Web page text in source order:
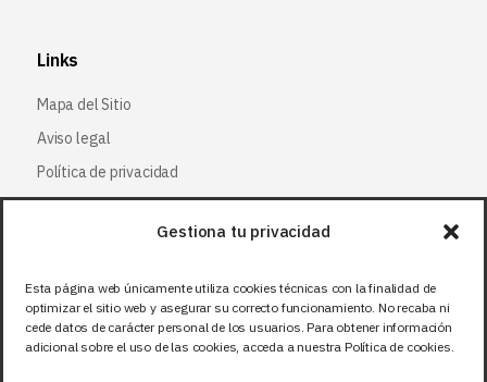
Gestiona tu privacidad
Esta página web únicamente utiliza cookies técnicas con la finalidad de
optimizar el sitio web y asegurar su correcto funcionamiento. No recaba ni
cede datos de carácter personal de los usuarios. Para obtener información
adicional sobre el uso de las cookies, acceda a nuestra Política de cookies.
Links
Mapa del Sitio
Aviso legal
Política de privacidad
Política de cookies
Síguenos
Facebook
X (Twitter)